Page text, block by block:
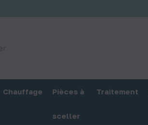
Chauffage Pièces à
sceller
Traitement